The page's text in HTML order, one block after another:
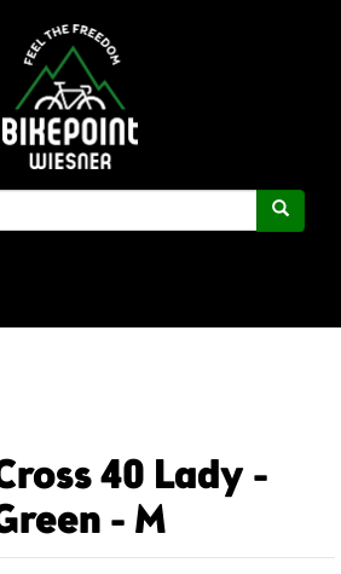
navigation
40 Lady -
- M